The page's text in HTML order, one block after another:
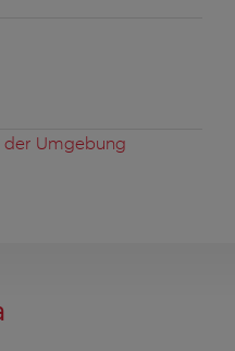
der Umgebung